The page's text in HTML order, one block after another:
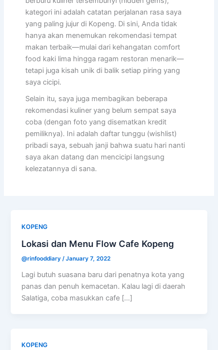
kategori ini adalah catatan perjalanan rasa saya
yang paling jujur di Kopeng. Di sini, Anda tidak
hanya akan menemukan rekomendasi tempat
makan terbaik—mulai dari kehangatan comfort
food kaki lima hingga ragam restoran menarik—
tetapi juga kisah unik di balik setiap piring yang
saya cicipi.
Selain itu, saya juga membagikan beberapa
rekomendasi kuliner yang belum sempat saya
coba (dengan foto yang disematkan kredit
pemiliknya). Ini adalah daftar tunggu (wishlist)
pribadi saya, sebuah janji bahwa suatu hari nanti
saya akan datang dan mencicipi langsung
kelezatannya di sana.
KOPENG
Lokasi dan Menu Flow Cafe Kopeng
@rinfooddiary /January 7, 2022
Lagi butuh suasana baru dari penatnya kota yang
panas dan penuh kemacetan. Kalau lagi di daerah
Salatiga, coba masukkan cafe […]
KOPENG